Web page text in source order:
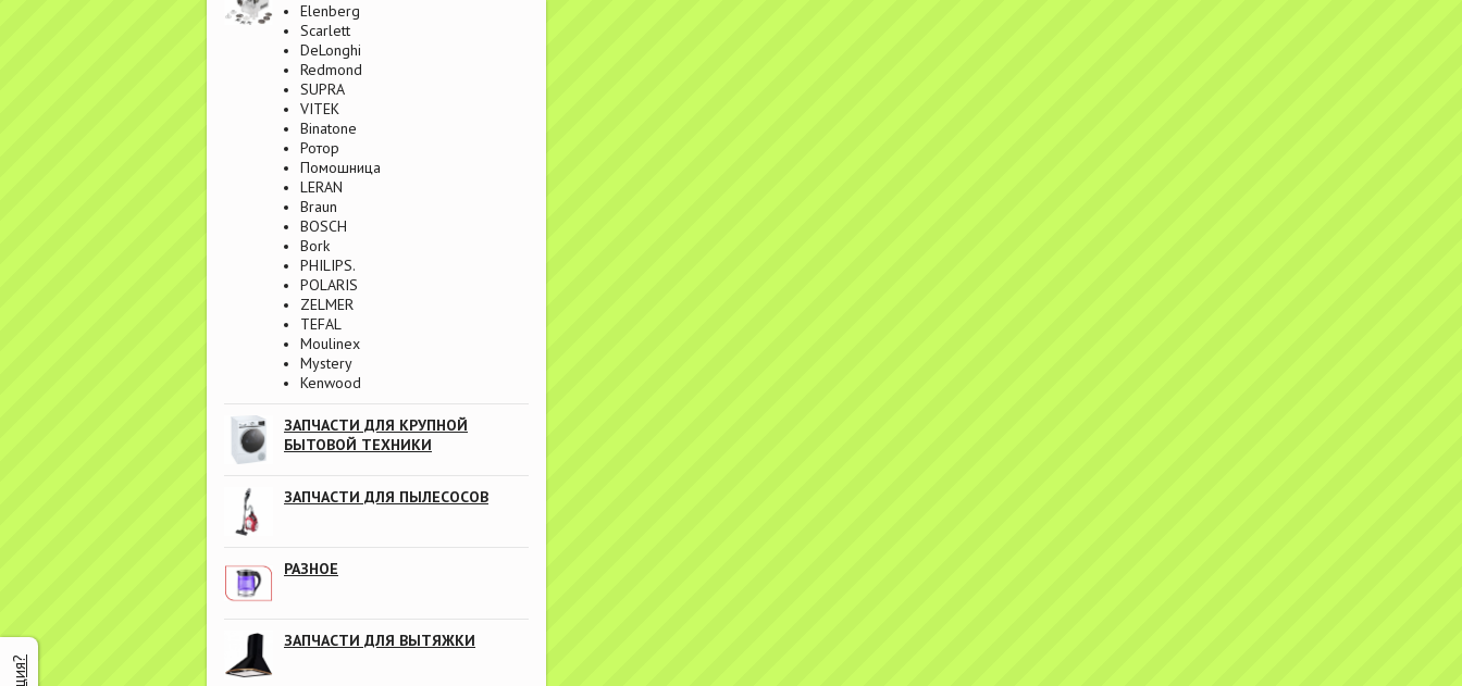
Elenberg
Scarlett
DeLonghi
Redmond
SUPRA
VITEK
Binatone
Ротор
Помошница
LERAN
Braun
BOSCH
Bork
PHILIPS.
POLARIS
ZELMER
TEFAL
Moulinex
Mystery
Kenwood
ЗАПЧАСТИ ДЛЯ КРУПНОЙ
БЫТОВОЙ ТЕХНИКИ
ЗАПЧАСТИ ДЛЯ ПЫЛЕСОСОВ
РАЗНОЕ
ЗАПЧАСТИ ДЛЯ ВЫТЯЖКИ